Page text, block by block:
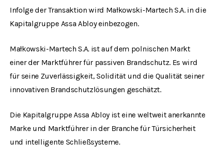
Infolge der Transaktion wird Małkowski-Martech S.A. in die
Kapitalgruppe Assa Abloy einbezogen.
Małkowski-Martech S.A. ist auf dem polnischen Markt
einer der Marktführer für passiven Brandschutz. Es wird
für seine Zuverlässigkeit, Solidität und die Qualität seiner
innovativen Brandschutzlösungen geschätzt.
Die Kapitalgruppe Assa Abloy ist eine weltweit anerkannte
Marke und Marktführer in der Branche für Türsicherheit
und intelligente Schließsysteme.